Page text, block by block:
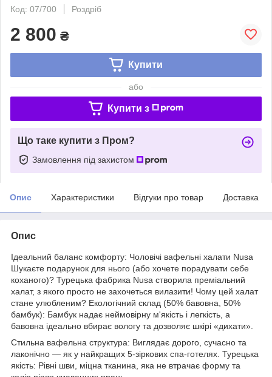
Код: 07/700
Роздріб
2 800 ₴
Купити
або
Купити з
Що таке купити з Пром?
Замовлення під захистом
Опис Характеристики Відгуки про товар Доставка
Опис
Ідеальний баланс комфорту: Чоловічі вафельні халати Nusa
Шукаєте подарунок для нього (або хочете порадувати себе
коханого)? Турецька фабрика Nusa створила преміальний
халат, з якого просто не захочеться вилазити! Чому цей халат
стане улюбленим? Екологічний склад (50% бавовна, 50%
бамбук): Бамбук надає неймовірну м'якість і легкість, а
бавовна ідеально вбирає вологу та дозволяє шкірі «дихати».
Стильна вафельна структура: Виглядає дорого, сучасно та
лаконічно — як у найкращих 5-зіркових спа-готелях. Турецька
якість: Рівні шви, міцна тканина, яка не втрачає форму та